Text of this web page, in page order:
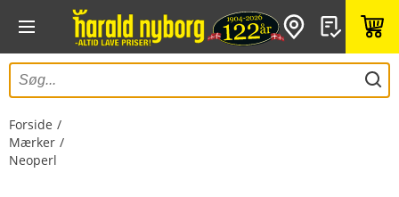
Forside
Mærker
Neoperl